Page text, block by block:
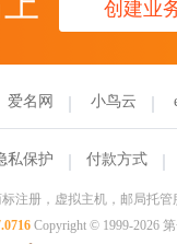
创建业
爱名网 小鸟云
私保护 付款方式
注册，虚拟主机，邮局托
Copyright © 1999-2026